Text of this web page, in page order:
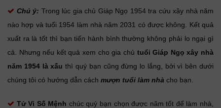
Chú ý: Trong lúc gia chủ Giáp Ngọ 1954 tra cứu xây nhà năm
nào hợp và tuổi 1954 làm nhà năm 2031 có được không. Kết quả
xuất ra là tốt thì bạn tiến hành bình thường không phải lo ngại gì
cả. Nhưng nếu kết quả xem cho gia chủ tuổi Giáp Ngọ xây nhà
năm 1954 là xấu thì quý bạn cũng đừng lo lắng, bởi vì bên dưới
chúng tôi có hướng dẫn cách mượn tuổi làm nhà cho bạn.
Tử Vi Số Mệnh chúc quý bạn chọn được năm tốt để làm nhà,